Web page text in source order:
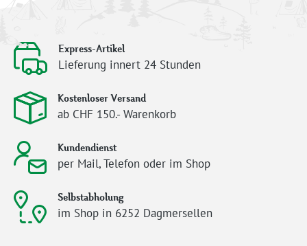
Express-Artikel
Lieferung innert 24 Stunden
Kostenloser Versand
ab CHF 150.- Warenkorb
Kundendienst
per Mail, Telefon oder im Shop
Selbstabholung
im Shop in 6252 Dagmersellen